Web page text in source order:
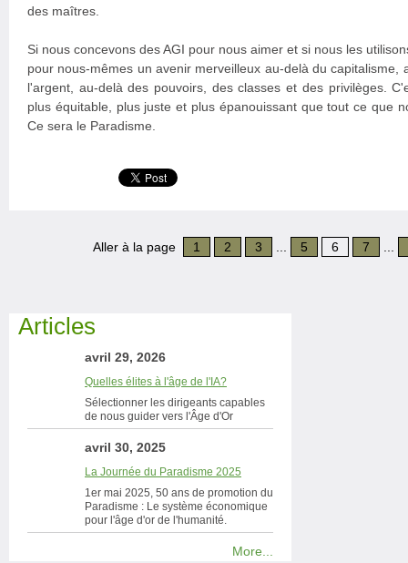
des maîtres.
Si nous concevons des AGI pour nous aimer et si nous les
pour nous-mêmes un avenir merveilleux au-delà du capitalisme,
l'argent, au-delà des pouvoirs, des classes et des privilèges.
plus équitable, plus juste et plus épanouissant que tout ce que
Ce sera le Paradisme.
Aller à la page 1 2 3 5 6 7
Articles
avril 29, 2026
Quelles élites à l'âge de l'IA?
Sélectionner les dirigeants capables
de nous guider vers l'Âge d'Or
avril 30, 2025
La Journée du Paradisme 2025
1er mai 2025, 50 ans de promotion du
Paradisme : Le système économique
pour l'âge d'or de l'humanité.
More...